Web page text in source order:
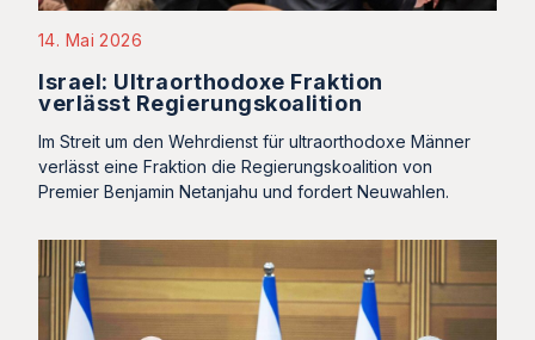
14. Mai 2026
Israel: Ultraorthodoxe Fraktion
verlässt Regierungskoalition
Im Streit um den Wehrdienst für ultraorthodoxe Männer
verlässt eine Fraktion die Regierungskoalition von
Premier Benjamin Netanjahu und fordert Neuwahlen.